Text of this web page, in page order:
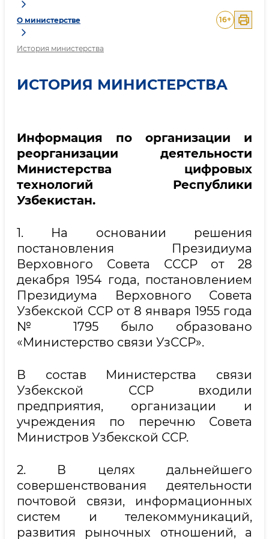
О министерстве
История министерства
16+
ИСТОРИЯ МИНИСТЕРСТВА
Информация по организации и
реорганизации деятельности
Министерства цифровых
технологий Республики
Узбекистан.
1. На основании решения
постановления Президиума
Верховного Совета СССР от 28
декабря 1954 года, постановлением
Президиума Верховного Совета
Узбекской ССР от 8 января 1955 года
№ 1795 было образовано
«Министерство связи УзССР».
В состав Министерства связи
Узбекской ССР входили
предприятия, организации и
учреждения по перечню Совета
Министров Узбекской ССР.
2. В целях дальнейшего
совершенствования деятельности
почтовой связи, информационных
систем и телекоммуникаций,
развития рыночных отношений, а